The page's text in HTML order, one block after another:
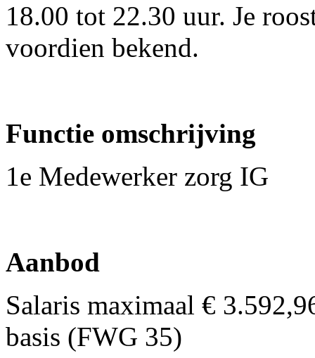
18.00 tot 22.30 uur. Je
voordien bekend.
Functie omschrijving
1e Medewerker zorg IG
Aanbod
Salaris maximaal €
basis (FWG 35)